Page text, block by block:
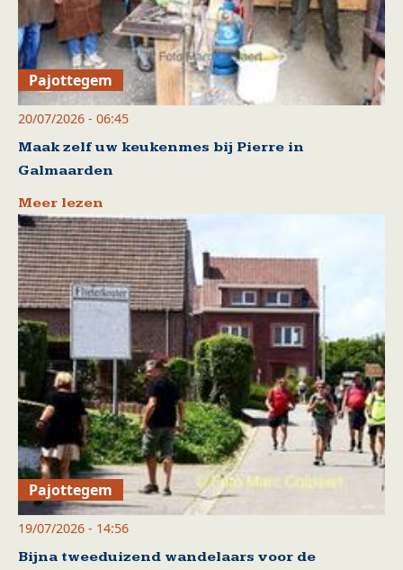
Pajottegem
20/07/2026 - 06:45
Maak zelf uw keukenmes bij Pierre in
Galmaarden
Meer lezen
Pajottegem
19/07/2026 - 14:56
Bijna tweeduizend wandelaars voor de